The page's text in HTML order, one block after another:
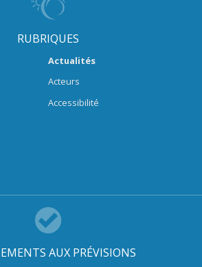
RUBRIQUES
Actualités
Acteurs
Accessibilité
AUX PRÉVISIONS